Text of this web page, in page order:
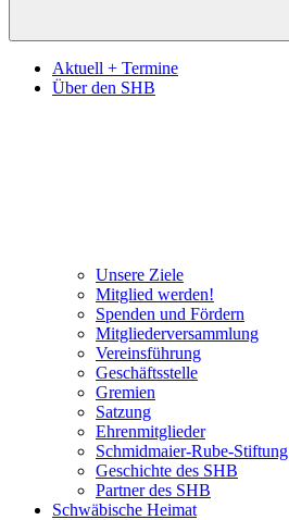
Aktuell + Termine
Über den SHB
Unsere Ziele
Mitglied werden!
Spenden und Fördern
Mitgliederversammlung
Vereinsführung
Geschäftsstelle
Gremien
Satzung
Ehrenmitglieder
Schmidmaier-Rube-Stiftung
Geschichte des SHB
Partner des SHB
Schwäbische Heimat